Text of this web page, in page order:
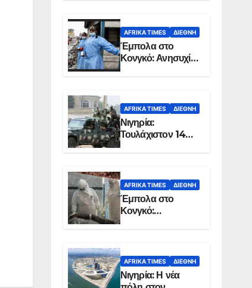
Σομαλία
AFRIKA TIMES ΔΙΕΘΝΉ
Έμπολα στο
Κονγκό: Ανησυχία
για τη μεγάλη
AFRIKA TIMES ΔΙΕΘΝΉ
Νιγηρία:
Τουλάχιστον 14
νεκροί από
στην Οτούκπο
AFRIKA TIMES ΔΙΕΘΝΉ
Έμπολα στο
Κονγκό:
Ξεπέρασαν τους
AFRIKA TIMES ΔΙΕΘΝΉ
Νιγηρία: Η νέα